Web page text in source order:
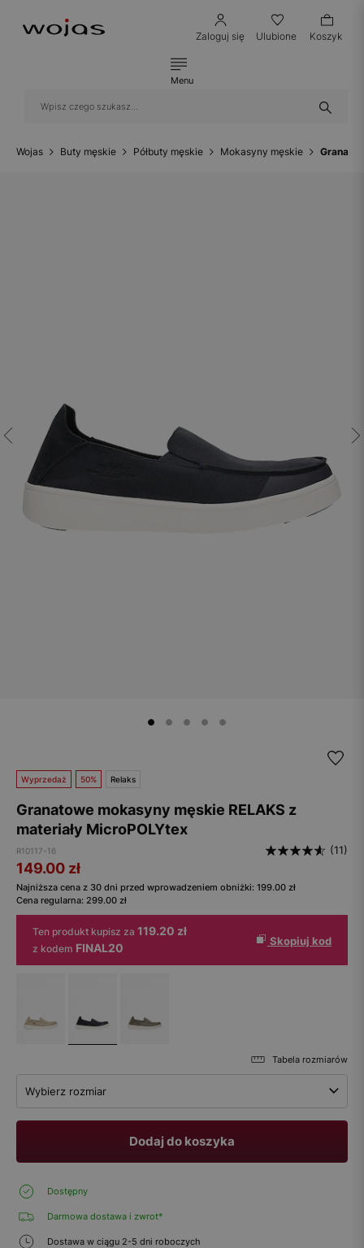
Zaloguj się Ulubione Koszyk
Menu
Wojas Buty męskie Półbuty męskie Mokasyny męskie
Wyprzedaż 50% Relaks
Granatowe mokasyny męskie RELAKS z
materiały MicroPOLYtex
R10117-16 (11)
149.00 zł
Najniższa cena z 30 dni przed wprowadzeniem obniżki: 199.00 zł
Cena regularna: 299.00 zł
Ten produkt kupisz za 119.20 zł
z kodem FINAL20 Skopiuj kod
Tabela rozmiarów
Wybierz rozmiar
Dodaj do koszyka
Dostępny
Darmowa dostawa i zwrot*
Dostawa w ciągu 2-5 dni roboczych